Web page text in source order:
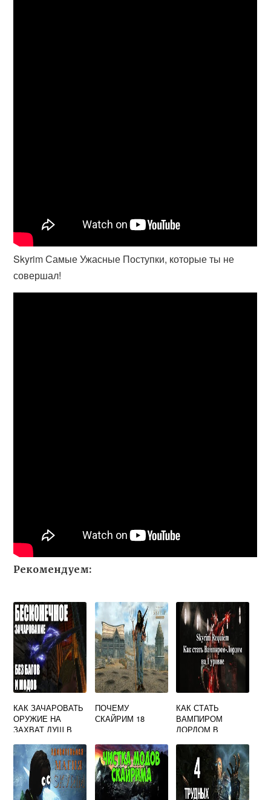
Skyrim Самые Ужасные Поступки, которые ты не
совершал!
Рекомендуем:
КАК ЗАЧАРОВАТЬ
ОРУЖИЕ НА
ЗАХВАТ ДУШ В
ПОЧЕМУ
СКАЙРИМ 18
КАК СТАТЬ
ВАМПИРОМ
ЛОРДОМ В
РЕКВИЕМ